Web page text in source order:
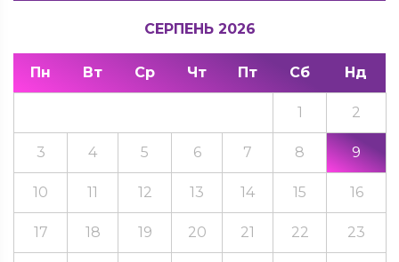
СЕРПЕНЬ 2026
Пн Вт Ср Чт Пт Сб Нд
1 2
3 4 5 6 7 8 9
10 11 12 13 14 15 16
17 18 19 20 21 22 23